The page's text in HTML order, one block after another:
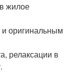
жилое
и оригинальным
релаксации в